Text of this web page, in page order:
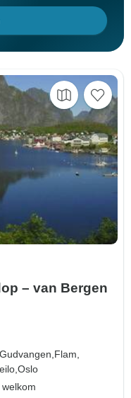
– van Bergen
Gudvangen,Flam,
Oslo